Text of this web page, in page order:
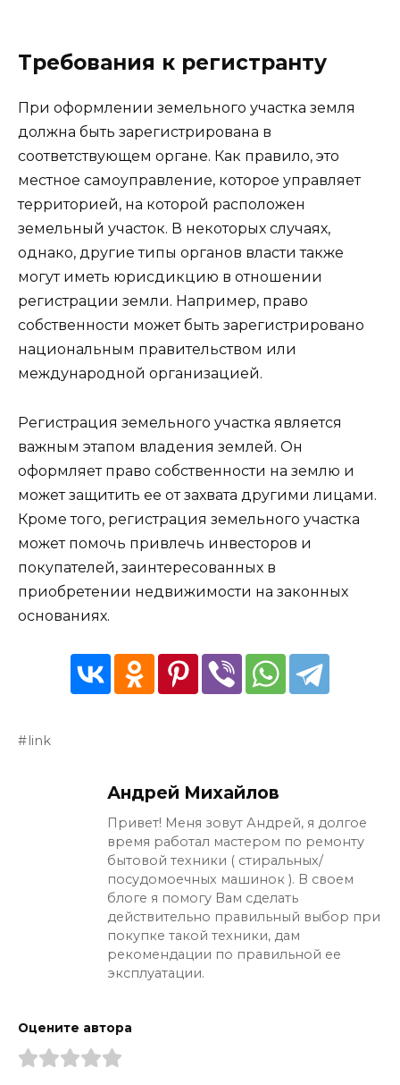
Требования к регистранту
При оформлении земельного участка земля
должна быть зарегистрирована в
соответствующем органе. Как правило, это
местное самоуправление, которое управляет
территорией, на которой расположен
земельный участок. В некоторых случаях,
однако, другие типы органов власти также
могут иметь юрисдикцию в отношении
регистрации земли. Например, право
собственности может быть зарегистрировано
национальным правительством или
международной организацией.
Регистрация земельного участка является
важным этапом владения землей. Он
оформляет право собственности на землю и
может защитить ее от захвата другими лицами.
Кроме того, регистрация земельного участка
может помочь привлечь инвесторов и
покупателей, заинтересованных в
приобретении недвижимости на законных
основаниях.
link
Андрей Михайлов
Привет! Меня зовут Андрей, я долгое
время работал мастером по ремонту
бытовой техники ( стиральных/
посудомоечных машинок ). В своем
блоге я помогу Вам сделать
действительно правильный выбор при
покупке такой техники, дам
рекомендации по правильной ее
эксплуатации.
Оцените автора